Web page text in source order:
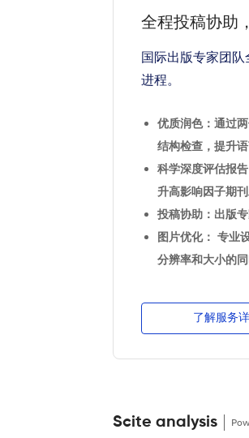
全程投稿协助
国际出版专家团
进程。
优质润色：通过
结构检查，提升语
科学深度评估报
升高影响因子期刊
投稿协助：出版
图片优化： 专业
分辨率和大小的
了解服务
Scite analysis